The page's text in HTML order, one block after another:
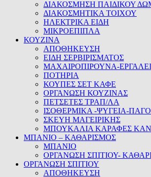
ΔΙΑΚΟΣΜΗΣΗ ΠΑΙΔΙΚΟΥ
ΔΙΑΚΟΣΜΗΤΙΚΑ ΤΟΙΧΟΥ
ΗΛΕΚΤΡΙΚΑ ΕΙΔΗ
ΜΙΚΡΟΕΠΙΠΛΑ
ΚΟΥΖΙΝΑ
ΑΠΟΘΗΚΕΥΣΗ
ΕΙΔΗ ΣΕΡΒΙΡΙΣΜΑΤΟΣ
ΜΑΧΑΙΡΟΠΙΡΟΥΝΑ-
ΠΟΤΗΡΙΑ
ΚΟΥΠΕΣ ΣΕΤ ΚΑΦΕ
ΟΡΓΑΝΩΣΗ ΚΟΥΖΙΝΑΣ
ΠΕΤΣΕΤΕΣ ΤΡΑΠ/ΛΑ
ΙΣΟΘΕΡΜΙΚΑ -ΨΥΓΕΙΑ-
ΣΚΕΥΗ ΜΑΓΕΙΡΙΚΗΣ
ΜΠΟΥΚΑΛΙΑ ΚΑΡΑΦΕΣ
ΜΠΑΝΙΟ – ΚΑΘΑΡΙΣΜΟΣ
ΜΠΑΝΙΟ
ΟΡΓΑΝΩΣΗ ΣΠΙΤΙΟΥ-
ΟΡΓΑΝΩΣΗ ΣΠΙΤΙΟΥ
ΑΠΟΘΗΚΕΥΣΗ